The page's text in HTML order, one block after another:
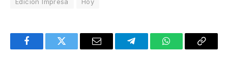
FacebookTwitter Email TelegramWhatsAppCopy